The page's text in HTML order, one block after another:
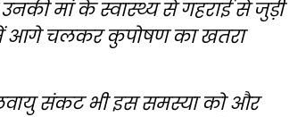
मां के स्वास्थ्य से गहराई से जुड़ी
आगे चलकर कुपोषण का खतरा
संकट भी इस समस्या को और